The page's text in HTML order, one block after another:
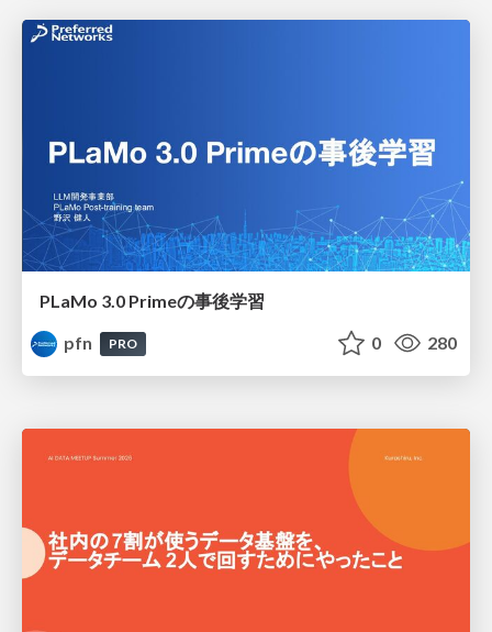
PLaMo 3.0 Primeの事後学習
pfn
PRO 0 280